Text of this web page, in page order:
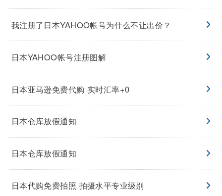
我注册了日本YAHOO帐号为什么不让出价？
日本YAHOO帐号注册图解
日本亚马逊免费代购 实时汇率+0
日本仓库放假通知
日本仓库放假通知
日本代购免费拍照 拍摄水平专业级别